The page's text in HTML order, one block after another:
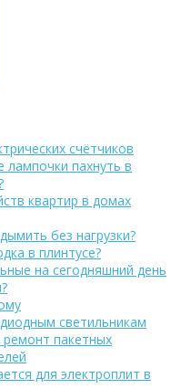
счётчиков
лампочки пахнуть в
квартир в домах
без нагрузки?
в плинтусе?
на сегодняшний день
светильникам
ремонт пакетных
для электроплит в